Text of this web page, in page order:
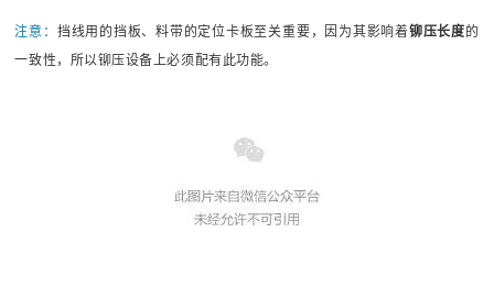
注意： 挡线用的挡板、料带的定位卡板至关重要，因为其影响着铆压长度的
一致性，所以铆压设备上必须配有此功能。